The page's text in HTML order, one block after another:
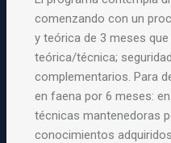
comenzando con un
y teórica de 3 meses
teórica/técnica;
complementarios. Para
en faena por 6 meses:
técnicas mantenedoras
conocimientos